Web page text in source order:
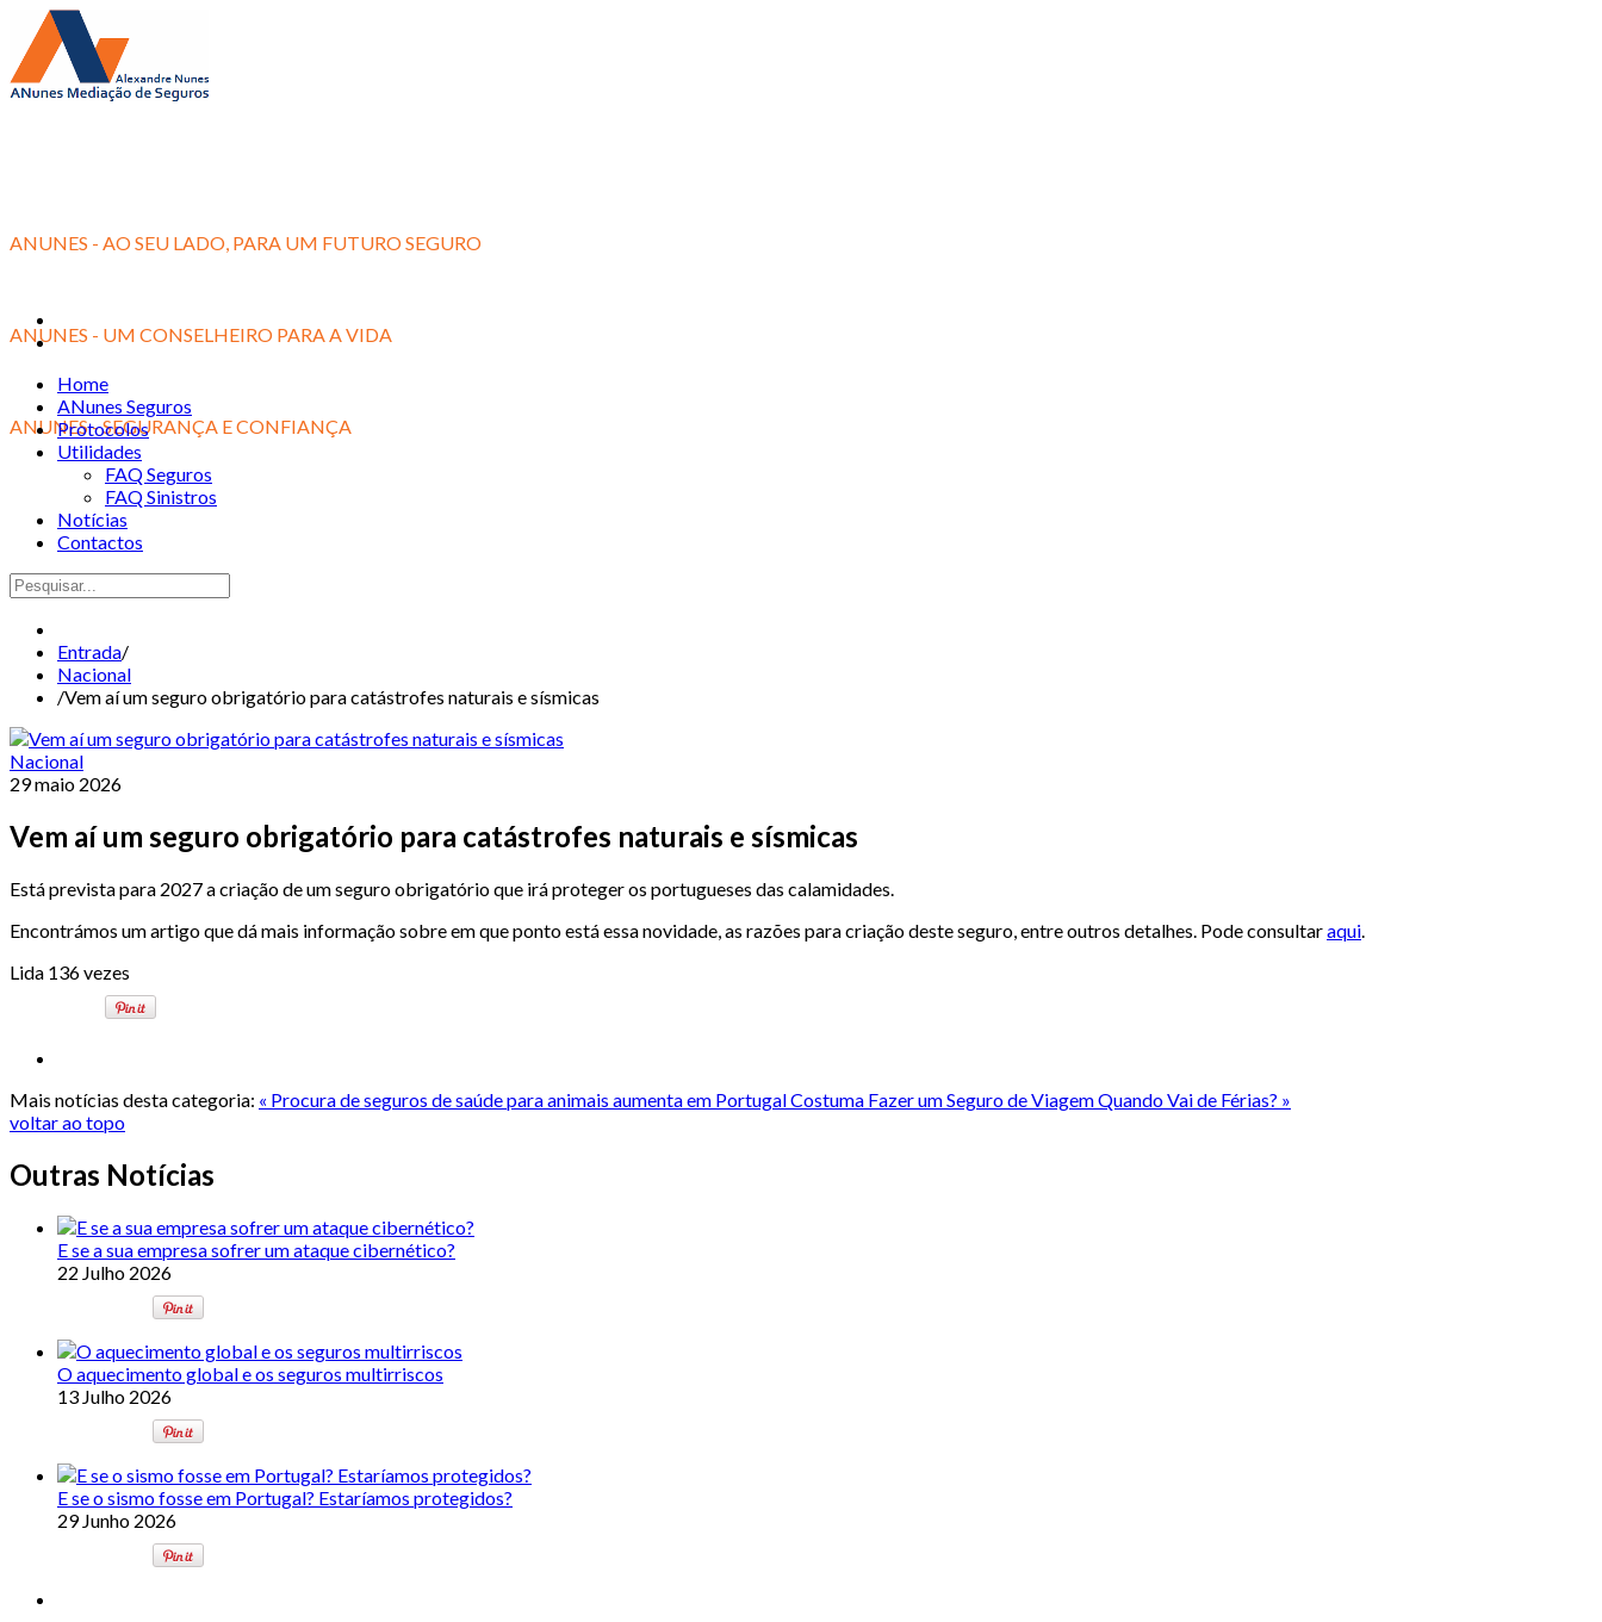
ANUNES - AO SEU LADO, PARA UM FUTURO SEGURO
ANUNES - UM CONSELHEIRO PARA A VIDA
ANUNES - SEGURANÇA E CONFIANÇA
Home
ANunes Seguros
Protocolos
Utilidades
FAQ Seguros
FAQ Sinistros
Notícias
Contactos
Entrada/
Nacional
/Vem aí um seguro obrigatório para catástrofes naturais e sísmicas
Nacional
29 maio 2026
Vem aí um seguro obrigatório para catástrofes naturais e sísmicas
Está prevista para 2027 a criação de um seguro obrigatório que irá proteger os portugueses das calamidades.
Encontrámos um artigo que dá mais informação sobre em que ponto está essa novidade, as razões para criação deste seguro, entre outros detalhes. Pode consultaraqui.
Lida 136 vezes
Mais notícias desta categoria: « Procura de seguros de saúde para animais aumenta em PortugalCostuma Fazer um Seguro de Viagem Quando Vai de Férias? »
voltar ao topo
Outras Notícias
E se a sua empresa sofrer um ataque cibernético?
22 Julho 2026
O aquecimento global e os seguros multirriscos
13 Julho 2026
E se o sismo fosse em Portugal? Estaríamos protegidos?
29 Junho 2026